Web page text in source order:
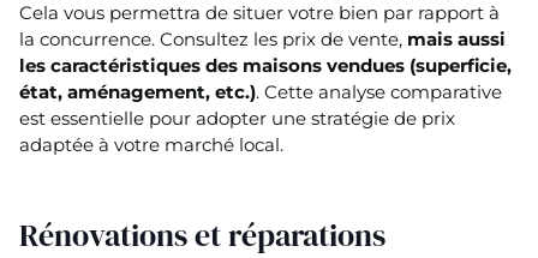
Cela vous permettra de situer votre bien par rapport à
la concurrence. Consultez les prix de vente, mais aussi
les caractéristiques des maisons vendues (superficie,
état, aménagement, etc.). Cette analyse comparative
est essentielle pour adopter une stratégie de prix
adaptée à votre marché local.
Rénovations et réparations